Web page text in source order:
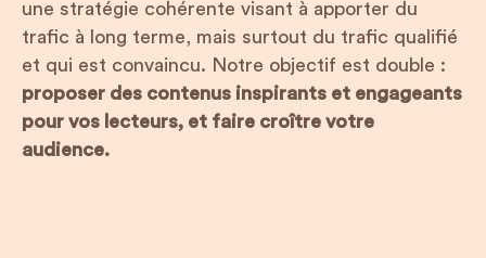
une stratégie cohérente visant à apporter du
trafic à long terme, mais surtout du trafic qualifié
et qui est convaincu. Notre objectif est double :
proposer des contenus inspirants et engageants
pour vos lecteurs, et faire croître votre
audience.